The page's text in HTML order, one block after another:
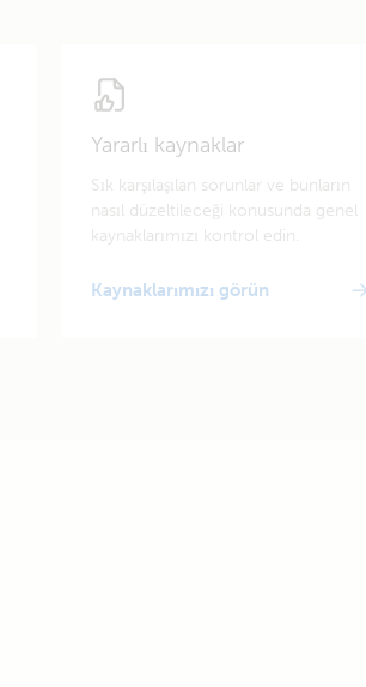
Yararlı kaynaklar
Sık karşılaşılan sorunlar ve bunların
nasıl düzeltileceği konusunda genel
kaynaklarımızı kontrol edin.
Kaynaklarımızı görün